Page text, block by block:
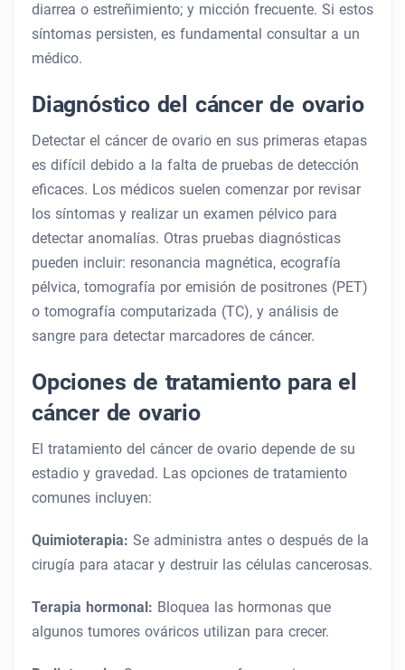
diarrea o estreñimiento; y micción frecuente. Si estos
síntomas persisten, es fundamental consultar a un
médico.
Diagnóstico del cáncer de ovario
Detectar el cáncer de ovario en sus primeras etapas
es difícil debido a la falta de pruebas de detección
eficaces. Los médicos suelen comenzar por revisar
los síntomas y realizar un examen pélvico para
detectar anomalías. Otras pruebas diagnósticas
pueden incluir: resonancia magnética, ecografía
pélvica, tomografía por emisión de positrones (PET)
o tomografía computarizada (TC), y análisis de
sangre para detectar marcadores de cáncer.
Opciones de tratamiento para el
cáncer de ovario
El tratamiento del cáncer de ovario depende de su
estadio y gravedad. Las opciones de tratamiento
comunes incluyen:
Quimioterapia: Se administra antes o después de la
cirugía para atacar y destruir las células cancerosas.
Terapia hormonal: Bloquea las hormonas que
algunos tumores ováricos utilizan para crecer.